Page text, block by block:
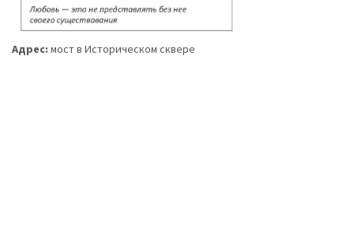
Адрес: мост в Историческом сквере